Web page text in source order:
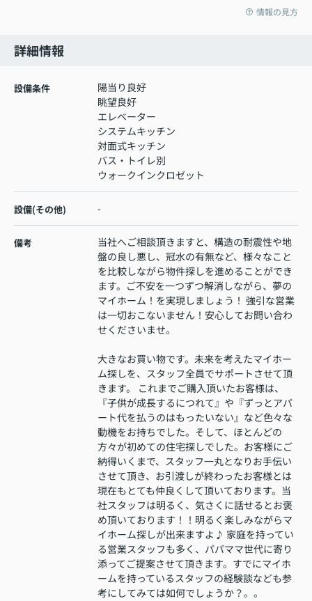
情報の見方
詳細情報
設備条件
陽当り良好
眺望良好
エレベーター
システムキッチン
対面式キッチン
バス・トイレ別
ウォークインクロゼット
設備(その他) -
備考
当社へご相談頂きますと、構造の耐震性や地
盤の良し悪し、冠水の有無など、様々なこと
を比較しながら物件探しを進めることができ
ます。ご不安を一つずつ解消しながら、夢の
マイホーム！を実現しましょう！ 強引な営業
は一切おこないません！安心してお問い合わ
せくださいませ。
大きなお買い物です。未来を考えたマイホー
ム探しを、スタッフ全員でサポートさせて頂
きます。 これまでご購入頂いたお客様は、
『子供が成長するにつれて』や『ずっとアパ
ート代を払うのはもったいない』など色々な
動機をお持ちでした。そして、ほとんどの
方々が初めての住宅探しでした。お客様にご
納得いくまで、スタッフ一丸となりお手伝い
させて頂き、お引渡しが終わったお客様とは
現在もとても仲良くして頂いております。当
社スタッフは明るく、気さくに話せるとお褒
め頂いております！！明るく楽しみながらマ
イホーム探しが出来ますよ♪ 家庭を持ってい
る営業スタッフも多く、パパママ世代に寄り
添ってご提案させて頂きます。すでにマイホ
ームを持っているスタッフの経験談なども参
考にしてみては如何でしょうか？。。